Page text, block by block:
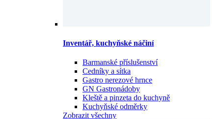
Inventář, kuchyňské náčiní
Barmanské příslušenství
Cedníky a sítka
Gastro nerezové hrnce
GN Gastronádoby
Kleště a pinzeta do kuchyně
Kuchyňské odměrky
Zobrazit všechny